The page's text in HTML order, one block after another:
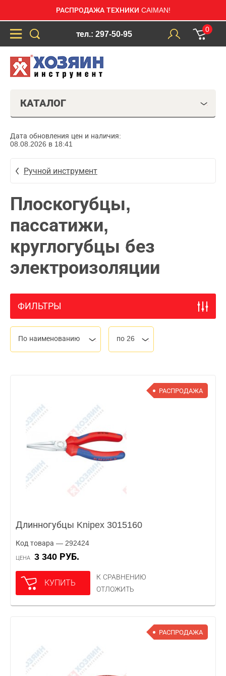
РАСПРОДАЖА ТЕХНИКИ CAIMAN!
тел.: 297-50-95
0
КАТАЛОГ
Дата обновления цен и наличия:
08.08.2026 в 18:41
Ручной инструмент
Плоскогубцы,
пассатижи,
круглогубцы без
электроизоляции
ФИЛЬТРЫ
По наименованию по 26
РАСПРОДАЖА
Длинногубцы Knipex 3015160
Код товара — 292424
ЦЕНА 3 340 РУБ.
КУПИТЬ
К СРАВНЕНИЮ
ОТЛОЖИТЬ
РАСПРОДАЖА